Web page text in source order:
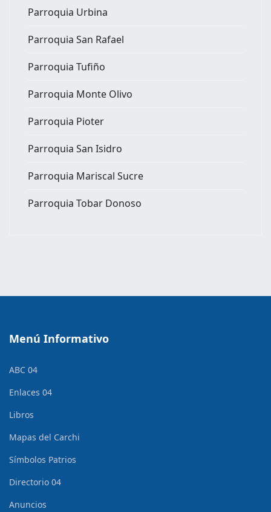
Parroquia Urbina
Parroquia San Rafael
Parroquia Tufiño
Parroquia Monte Olivo
Parroquia Pioter
Parroquia San Isidro
Parroquia Mariscal Sucre
Parroquia Tobar Donoso
Menú Informativo
ABC 04
Enlaces 04
Libros
Mapas del Carchi
Símbolos Patrios
Directorio 04
Anuncios